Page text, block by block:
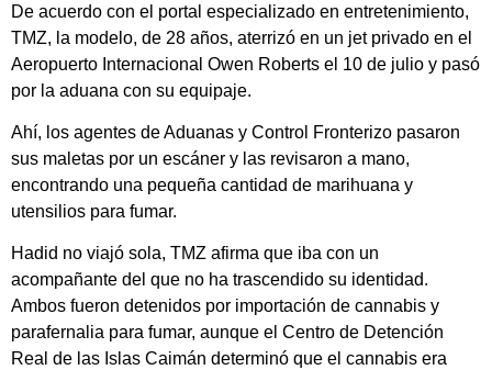
De acuerdo con el portal especializado en entretenimiento,
TMZ, la modelo, de 28 años, aterrizó en un jet privado en el
Aeropuerto Internacional Owen Roberts el 10 de julio y pasó
por la aduana con su equipaje.
Ahí, los agentes de Aduanas y Control Fronterizo pasaron
sus maletas por un escáner y las revisaron a mano,
encontrando una pequeña cantidad de marihuana y
utensilios para fumar.
Hadid no viajó sola, TMZ afirma que iba con un
acompañante del que no ha trascendido su identidad.
Ambos fueron detenidos por importación de cannabis y
parafernalia para fumar, aunque el Centro de Detención
Real de las Islas Caimán determinó que el cannabis era